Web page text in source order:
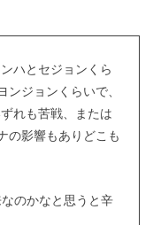
ハとセジョンくら
ジョンくらいで、
れも苦戦、または
の影響もありどこも
のかなと思うと辛